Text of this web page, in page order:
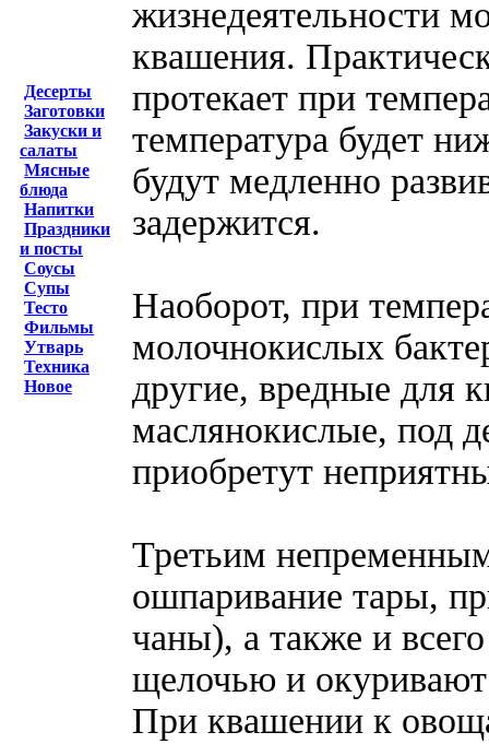
Десерты
Заготовки
Закуски и
салаты
Мясные
блюда
Напитки
Праздники
и посты
Соусы
Супы
Тесто
Фильмы
Утварь
Техника
Новое
жизнедеятельности
квашения.
протекает при
температура будет
будут медленно
задержится.
Наоборот, при
молочнокислых
другие, вредные для
маслянокислые, под
приобретут
Третьим
ошпаривание тары,
чаны), а также и
щелочью и
При квашении к